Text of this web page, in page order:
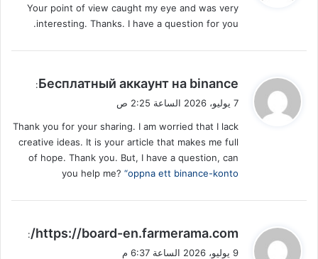
ل
Your point of view caught my eye and was very
interesting. Thanks. I have a question for you.
ي
ل
Бесплатный аккаунт на binance
:
7 يوليو، 2026 الساعة 2:25 ص
Thank you for your sharing. I am worried that I lack
creative ideas. It is your article that makes me full
of hope. Thank you. But, I have a question, can
you help me? “oppna ett binance-konto
يhttps://board-en.farmerama.com/
:
9 يوليو، 2026 الساعة 6:37 م